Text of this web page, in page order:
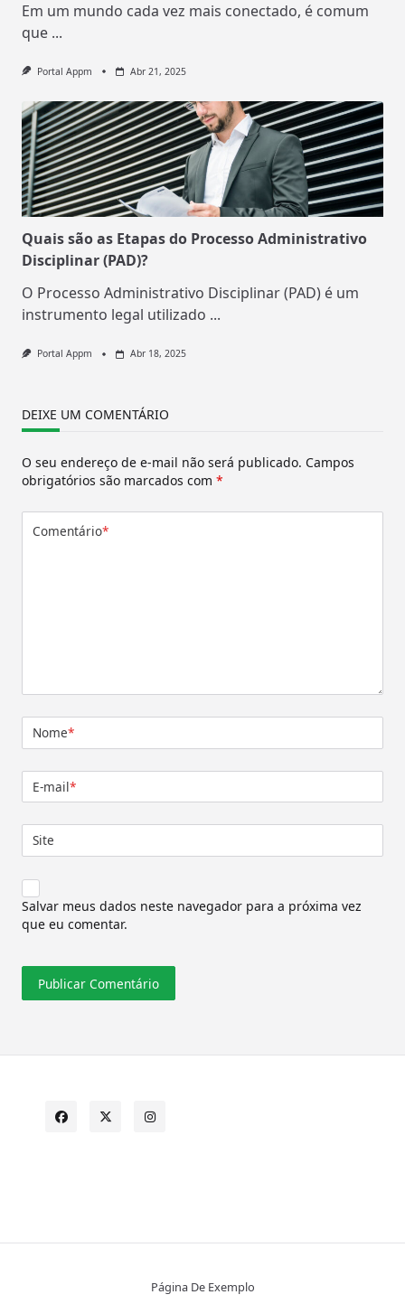
Em um mundo cada vez mais conectado, é comum
que ...
Portal Appm Abr 21, 2025
Quais são as Etapas do Processo Administrativo
Disciplinar (PAD)?
O Processo Administrativo Disciplinar (PAD) é um
instrumento legal utilizado ...
Portal Appm Abr 18, 2025
DEIXE UM COMENTÁRIO
O seu endereço de e-mail não será publicado. Campos
obrigatórios são marcados com *
Comentário*
Nome*
E-mail*
Site
Salvar meus dados neste navegador para a próxima vez
que eu comentar.
Página De Exemplo